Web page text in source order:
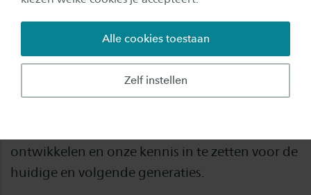
Zelf instellen
Alle cookies toestaan
Onze keuzes maken het verschil voor een betere
toekomst. Herstel van de aarde en verbeteren
van welzijn van mens en dier is hierbij het
ontwikkelen en onze kennis in te zetten voor de
huidige en volgende generaties.